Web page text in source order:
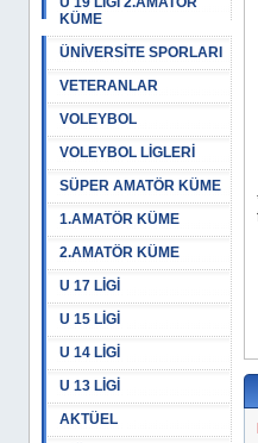
KÜME
ÜNİVERSİTE SPORLARI
VETERANLAR
VOLEYBOL
VOLEYBOL LİGLERİ
SÜPER AMATÖR KÜME
1.AMATÖR KÜME
2.AMATÖR KÜME
U 17 LİGİ
U 15 LİGİ
U 14 LİGİ
U 13 LİGİ
AKTÜEL